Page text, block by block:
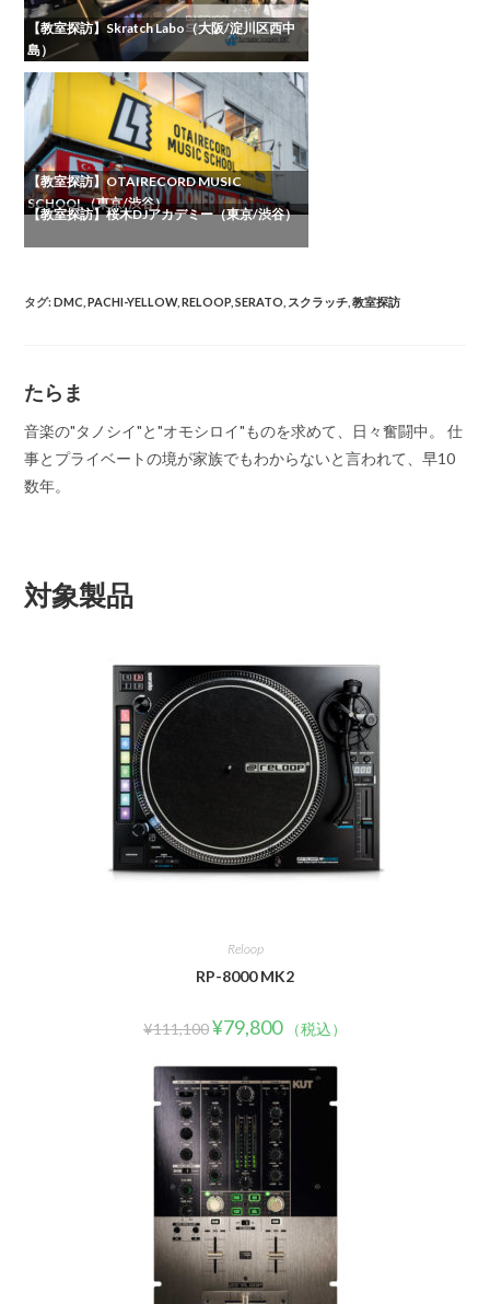
【教室探訪】Skratch Labo（大阪/淀川区西中
島）
【教室探訪】OTAIRECORD MUSIC
SCHOOL（東京/渋谷）
【教室探訪】桜木DJアカデミー（東京/渋谷）
タグ:DMC PACHI-YELLOW, RELOOP SERATO スクラッチ 教室探訪
たらま
音楽の"タノシイ"と"オモシロイ"ものを求めて、日々奮闘中。 仕
事とプライベートの境が家族でもわからないと言われて、早10
数年。
対象製品
Reloop
RP-8000 MK2
¥111,100¥79,800 （税込）